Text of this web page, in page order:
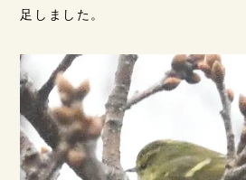
足しました。